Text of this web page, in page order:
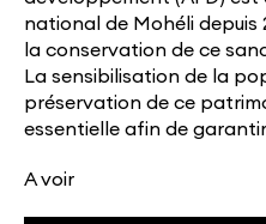
national de Mohéli
la conservation de ce
La sensibilisation de la
préservation de ce
essentielle afin de
A voir